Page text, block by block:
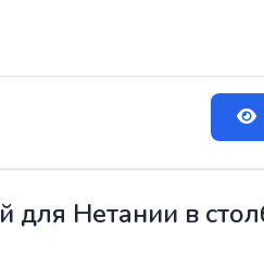
Нетании в